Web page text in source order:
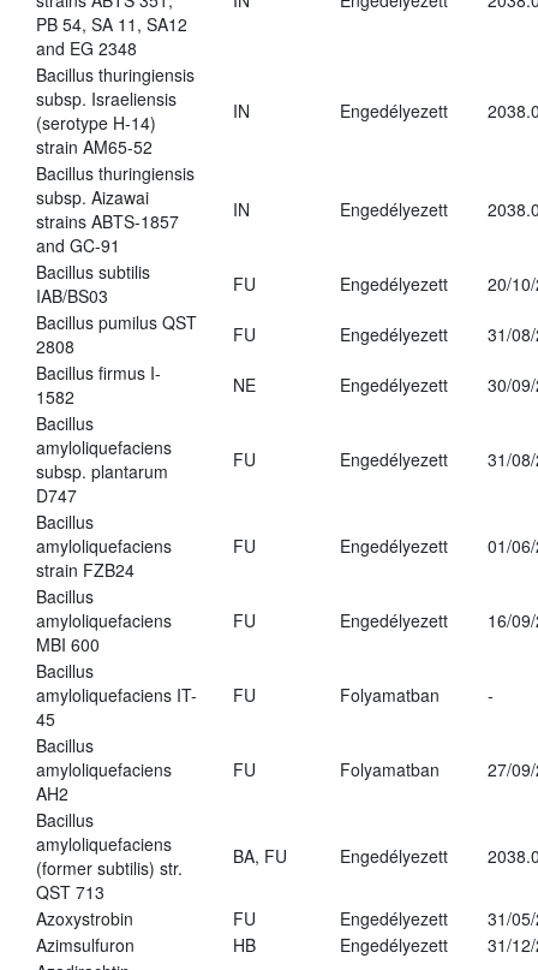
PB 54, SA 11, SA12
and EG 2348
Bacillus thuringiensis
subsp. Israeliensis
(serotype H-14)
strain AM65-52
IN Engedélyezett
Bacillus thuringiensis
subsp. Aizawai
strains ABTS-1857
and GC-91
IN Engedélyezett
Bacillus subtilis
IAB/BS03
FU Engedélyezett
20/
Bacillus pumilus QST
2808
FU Engedélyezett
31/
Bacillus firmus I-
1582
NE Engedélyezett
30/
Bacillus
amyloliquefaciens
subsp. plantarum
D747
FU Engedélyezett 31/
Bacillus
amyloliquefaciens
strain FZB24
FU Engedélyezett 01/
Bacillus
amyloliquefaciens
MBI 600
FU Engedélyezett 16/
Bacillus
amyloliquefaciens IT-
45
FU Folyamatban -
Bacillus
amyloliquefaciens
AH2
FU Folyamatban 27/
Bacillus
amyloliquefaciens
(former subtilis) str.
QST 713
BA, FU Engedélyezett
Azoxystrobin FU Engedélyezett
31/
Azimsulfuron
HB Engedélyezett
31/